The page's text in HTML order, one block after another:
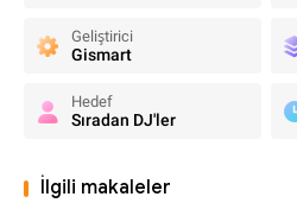
Geliştirici
Gismart
Hedef
Sıradan DJ'ler
İlgili makaleler